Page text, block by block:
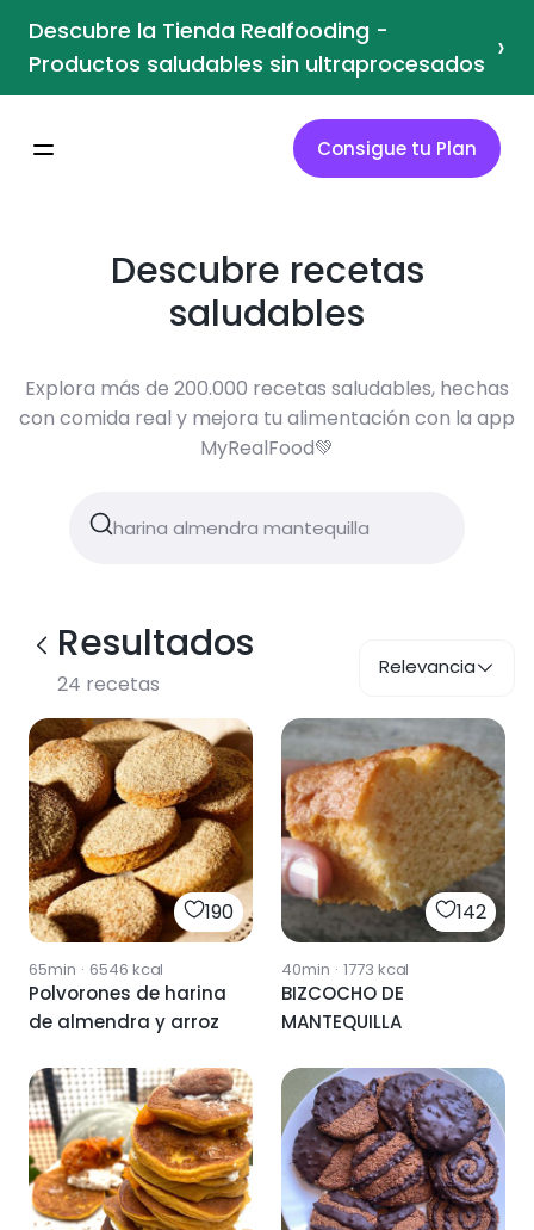
Descubre la Tienda Realfooding -
Productos saludables sin ultraprocesados ›
Consigue tu Plan
Descubre recetas
saludables
Explora más de 200.000 recetas saludables, hechas
con comida real y mejora tu alimentación con la app
MyRealFood💚
Resultados
24 recetas
Relevancia
190
65min · 6546 kcal
Polvorones de harina
de almendra y arroz
142
40min · 1773 kcal
BIZCOCHO DE
MANTEQUILLA